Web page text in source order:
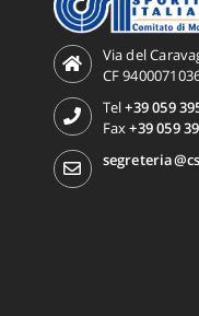
Via del
CF
Tel+39 059
Fax+39 059